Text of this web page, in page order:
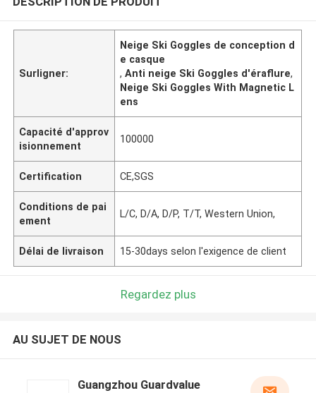
Surligner:
Neige Ski Goggles de conception d
e casque
,Anti neige Ski Goggles d'éraflure,
Neige Ski Goggles With Magnetic L
ens
Capacité d'approv
isionnement
100000
Certification CE,SGS
Conditions de pai
ement
L/C, D/A, D/P, T/T, Western Union,
Délai de livraison 15-30days selon l'exigence de client
Regardez plus
AU SUJET DE NOUS
Guangzhou Guardvalue